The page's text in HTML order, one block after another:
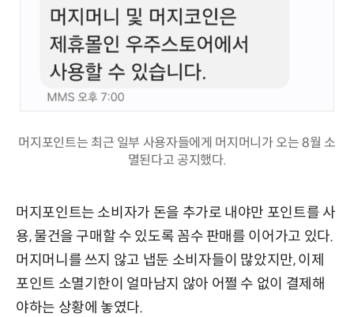
머지포인트는 최근 일부 사용자들에게 머지머니가 오는 8월 소
멸된다고 공지했다.
머지포인트는 소비자가 돈을 추가로 내야만 포인트를 사
용, 물건을 구매할 수 있도록 꼼수 판매를 이어가고 있다.
머지머니를 쓰지 않고 냅둔 소비자들이 많았지만, 이제
포인트 소멸기한이 얼마남지 않아 어쩔 수 없이 결제해
야하는 상황에 놓였다.